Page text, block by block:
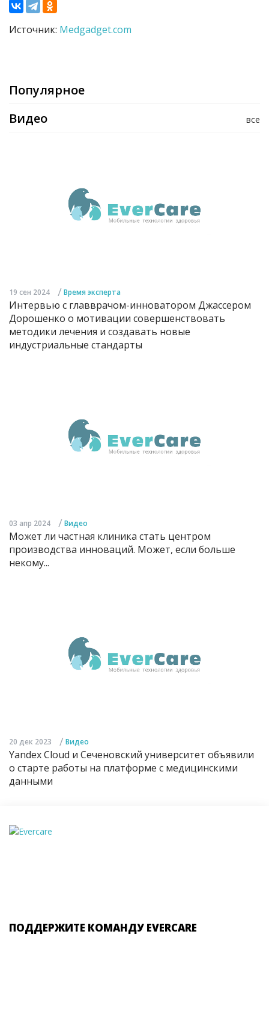
Источник: Medgadget.com
Популярное
все
Видео
19 сен 2024 / Время эксперта
Интервью с главврачом-инноватором Джассером
Дорошенко о мотивации совершенствовать
методики лечения и создавать новые
индустриальные стандарты
03 апр 2024 / Видео
Может ли частная клиника стать центром
производства инноваций. Может, если больше
некому...
20 дек 2023 / Видео
Yandex Cloud и Сеченовский университет объявили
о старте работы на платформе с медицинскими
данными
ПОДДЕРЖИТЕ КОМАНДУ EVERCARE